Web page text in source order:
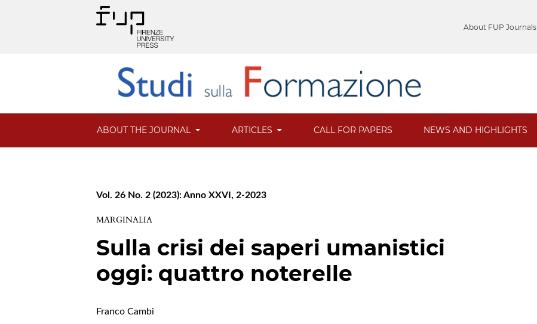
About FUP Journals
ABOUT THE JOURNAL ARTICLES CALL FOR PAPERS NEWS AND HIGHLIGHTS
Vol. 26 No. 2 (2023): Anno XXVI, 2-2023
MARGINALIA
Sulla crisi dei saperi umanistici
oggi: quattro noterelle
Franco Cambi